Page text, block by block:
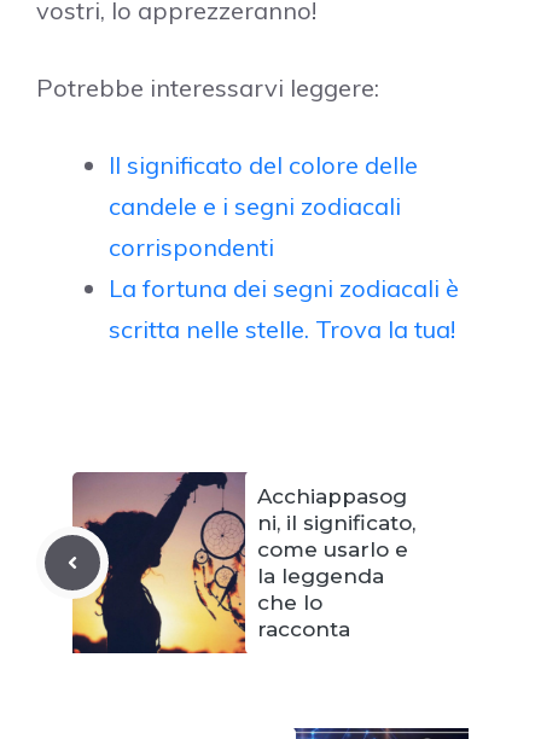
vostri, lo apprezzeranno!
Potrebbe interessarvi leggere:
Il significato del colore delle
candele e i segni zodiacali
corrispondenti
La fortuna dei segni zodiacali è
scritta nelle stelle. Trova la tua!
Acchiappasog
ni, il significato,
come usarlo e
la leggenda
che lo
racconta